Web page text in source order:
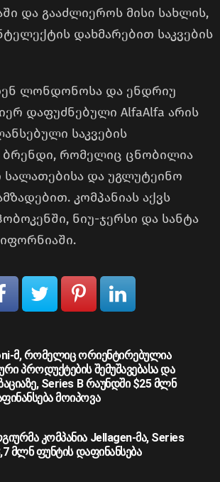
და გააძლიეროს მისი სახლის,
დახმარებით საკვების
ლონდონოსა და ენდრიუ
დაფუძნებული AlfaAlfa არის
საკვების
ბრენდი, რომელიც ცნობილია
და უგლუტეინო
კომპანიას აქვს
ნიუ-ჯერსი და სანტა
მ, რომელიც ორიენტირებულია
პროდუქტების შემუშავებასა და
Series B რაუნდში $25 მლნ
მოიპოვა
კომპანია Jellagen-მა, Series
მლნ ფუნტის დაფინანსება